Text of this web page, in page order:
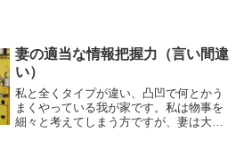
妻の適当な情報把握力（言い間違
い）
私と全くタイプが違い、凸凹で何とかう
まくやっている我が家です。私は物事を
細々と考えてしまう方ですが、妻は大胆